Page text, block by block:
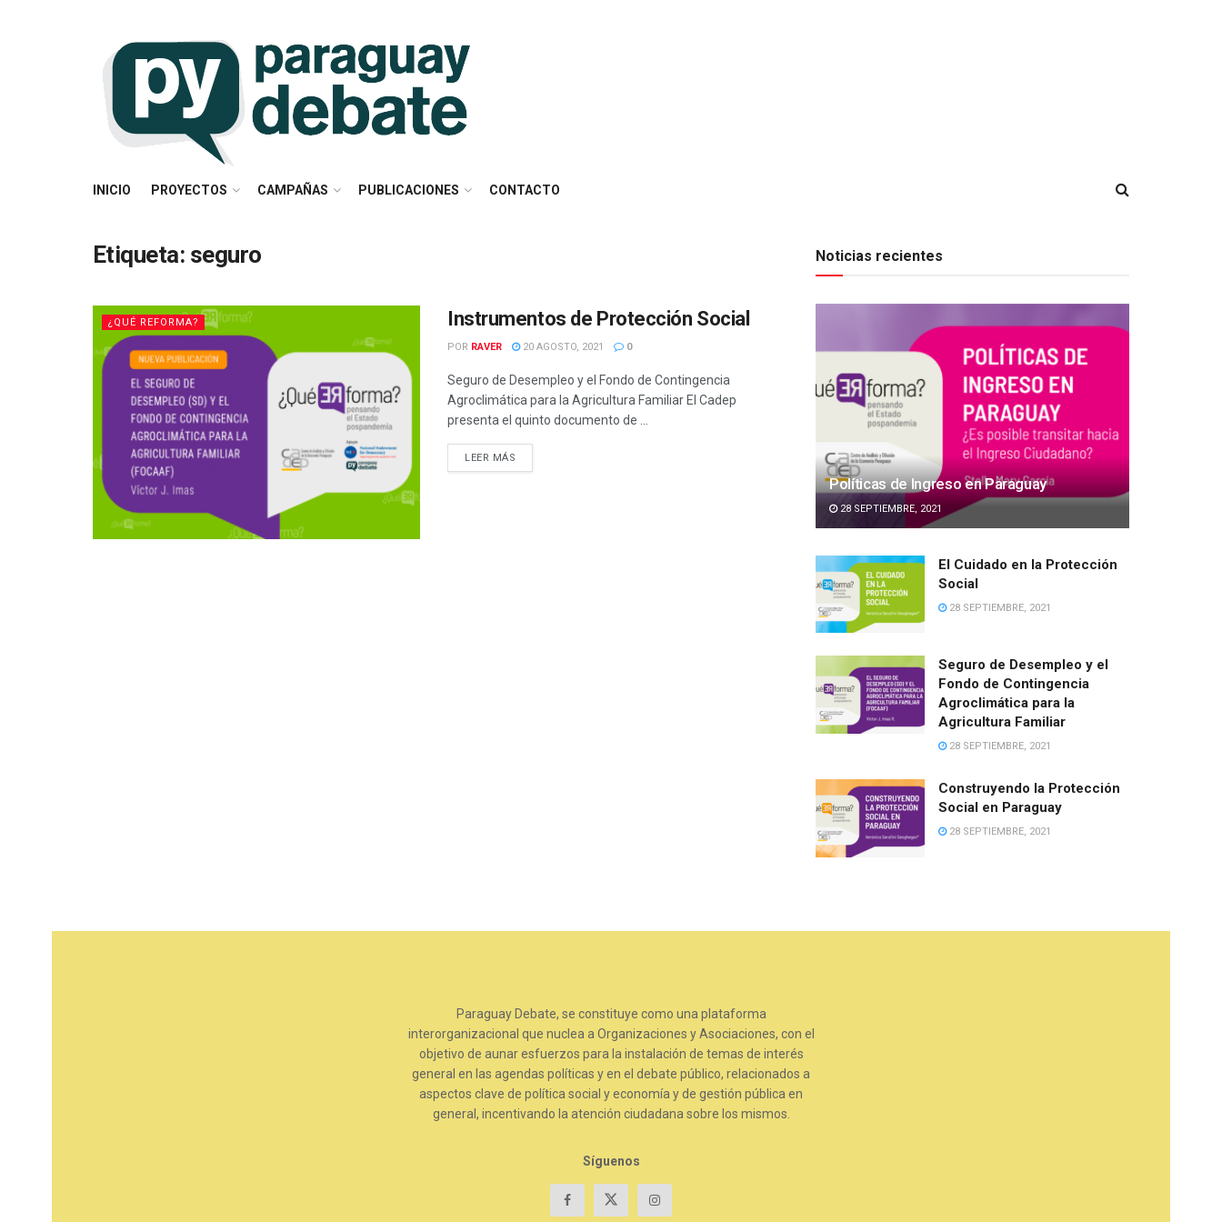
INICIO PROYECTOS CAMPAÑAS PUBLICACIONES CONTACTO
Etiqueta: seguro
¿QUÉ REFORMA? Instrumentos de Protección Social
POR RAVER 20 AGOSTO, 2021 0
Seguro de Desempleo y el Fondo de Contingencia
Agroclimática para la Agricultura Familiar El Cadep
presenta el quinto documento de ...
LEER MÁS
Noticias recientes
Políticas de Ingreso en Paraguay
28 SEPTIEMBRE, 2021
El Cuidado en la Protección
Social
28 SEPTIEMBRE, 2021
Seguro de Desempleo y el
Fondo de Contingencia
Agroclimática para la
Agricultura Familiar
28 SEPTIEMBRE, 2021
Construyendo la Protección
Social en Paraguay
28 SEPTIEMBRE, 2021
Paraguay Debate, se constituye como una plataforma
interorganizacional que nuclea a Organizaciones y Asociaciones, con el
objetivo de aunar esfuerzos para la instalación de temas de interés
general en las agendas políticas y en el debate público, relacionados a
aspectos clave de política social y economía y de gestión pública en
general, incentivando la atención ciudadana sobre los mismos.
Síguenos